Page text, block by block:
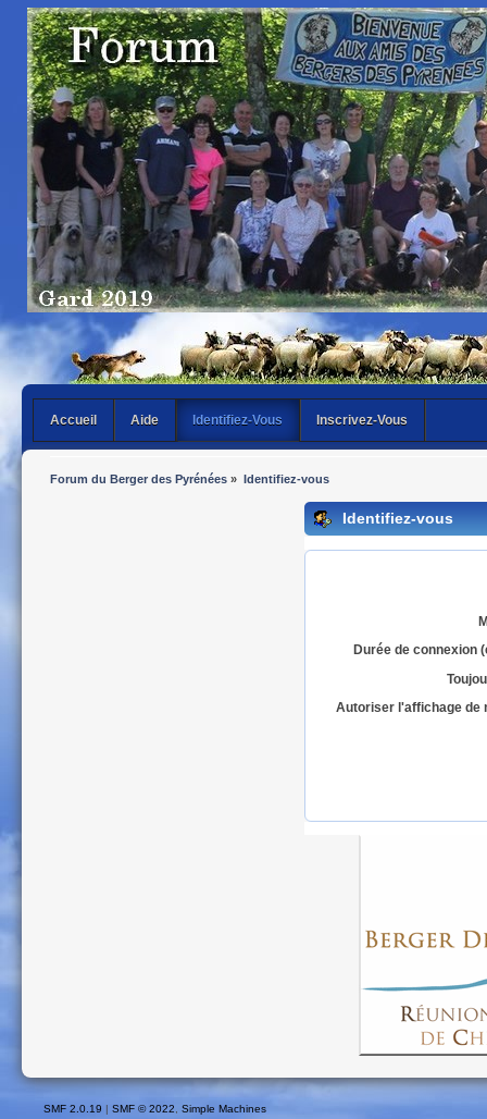
Accueil Aide Identifiez-Vous Inscrivez-Vous
Forum du Berger des Pyrénées » Identifiez-vous
Identifiez-vous
Durée de connexion
Autoriser l'affichage de
SMF 2.0.19 | SMF © 2022
Simple Machines